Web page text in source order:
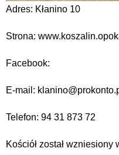
Adres: Kłanino 10
Strona:
Facebook:
E-mail:
Telefon: 94 31 873 72
Kościół został wzniesiony